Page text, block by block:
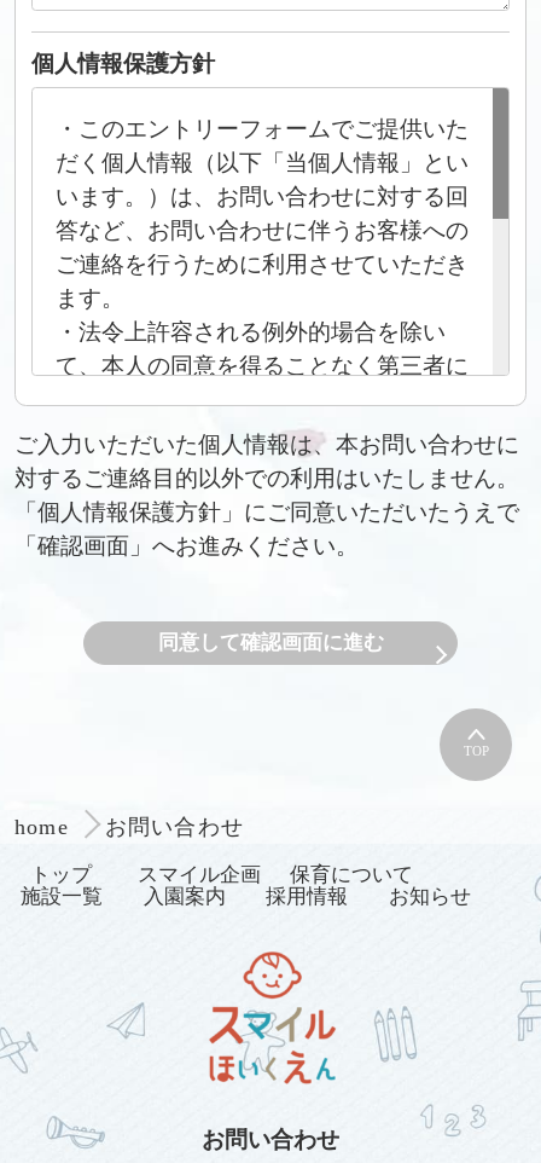
個人情報保護方針
・このエントリーフォームでご提供いた
だく個人情報（以下「当個人情報」とい
います。）は、お問い合わせに対する回
答など、お問い合わせに伴うお客様への
ご連絡を行うために利用させていただき
ます。
・法令上許容される例外的場合を除い
て、本人の同意を得ることなく第三者に
提供することはありません。
・当個人情報の取扱いを委託することが
あります。委託にあたっては、委託先に
おける個人情報の安全管理が図られるよ
う、委託先に対する必要かつ適切な監督
お問い合わせ窓口
スマイル企画：092-710-4616
ご入力いただいた個人情報は、本お問い合わせに
対するご連絡目的以外での利用はいたしません。
「個人情報保護方針」にご同意いただいたうえで
「確認画面」へお進みください。
同意して確認画面に進む
TOP
home お問い合わせ
トップ スマイル企画
保育について
施設一覧
入園案内 採用情報 お知らせ
お問い合わせ